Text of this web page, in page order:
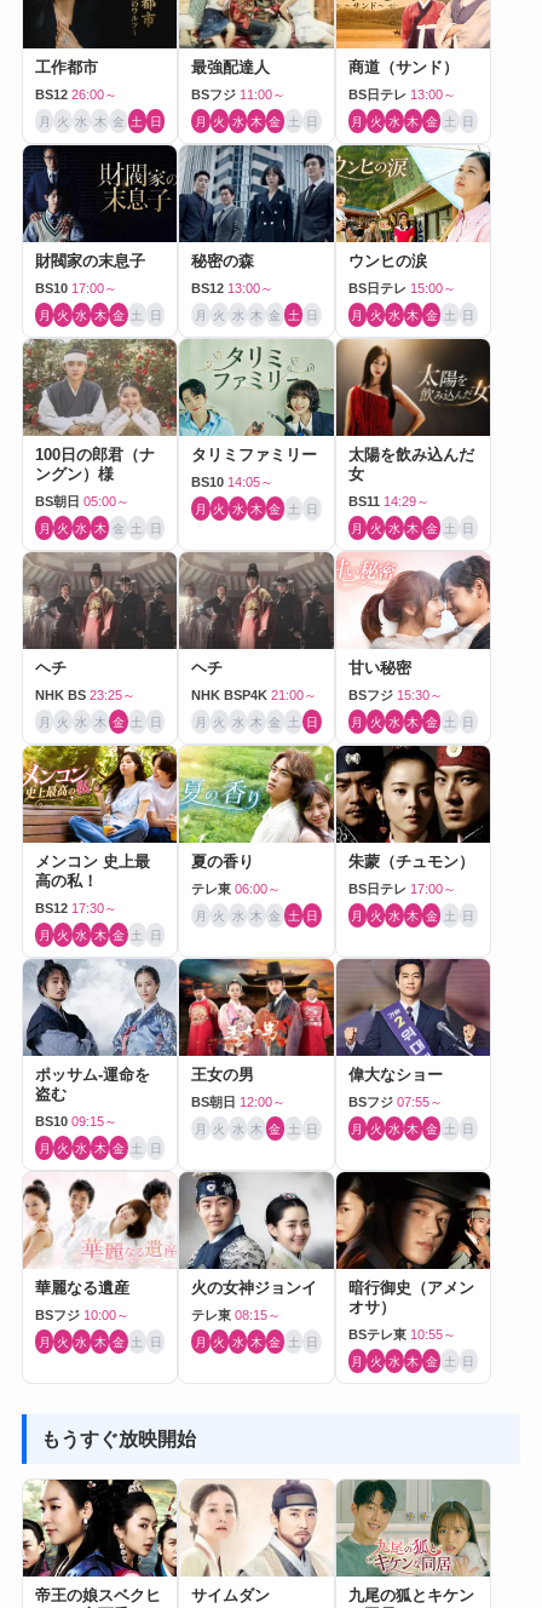
工作都市
BS12 26:00～
月 火 水 木 金 土 日
最強配達人
BSフジ 11:00～
月 火 水 木 金 土 日
商道（サンド）
BS日テレ 13:00～
月 火 水 木 金 土 日
財閥家の末息子
BS10 17:00～
月 火 水 木 金 土 日
秘密の森
BS12 13:00～
月 火 水 木 金 土 日
ウンヒの涙
BS日テレ 15:00～
月 火 水 木 金 土 日
100日の郎君（ナ
ングン）様
BS朝日 05:00～
月 火 水 木 金 土 日
タリミファミリー
BS10 14:05～
月 火 水 木 金 土 日
太陽を飲み込んだ
女
BS11 14:29～
月 火 水 木 金 土 日
ヘチ
NHK BS 23:25～
月 火 水 木 金 土 日
ヘチ
NHK BSP4K 21:00～
月 火 水 木 金 土 日
甘い秘密
BSフジ 15:30～
月 火 水 木 金 土 日
メンコン 史上最
高の私！
BS12 17:30～
月 火 水 木 金 土 日
夏の香り
テレ東 06:00～
月 火 水 木 金 土 日
朱蒙（チュモン）
BS日テレ 17:00～
月 火 水 木 金 土 日
ポッサム-運命を
盗む
BS10 09:15～
月 火 水 木 金 土 日
王女の男
BS朝日 12:00～
月 火 水 木 金 土 日
偉大なショー
BSフジ 07:55～
月 火 水 木 金 土 日
華麗なる遺産
BSフジ 10:00～
月 火 水 木 金 土 日
火の女神ジョンイ
テレ東 08:15～
月 火 水 木 金 土 日
暗行御史（アメン
オサ）
BSテレ東 10:55～
月 火 水 木 金 土 日
もうすぐ放映開始
帝王の娘スベクヒ
サイムダン
九尾の狐とキケン